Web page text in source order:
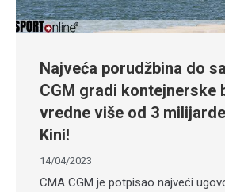
Najveća porudžbina do
CGM gradi kontejnerske
vredne više od 3
Kini!
14/04/2023
CMA CGM je potpisao najveći